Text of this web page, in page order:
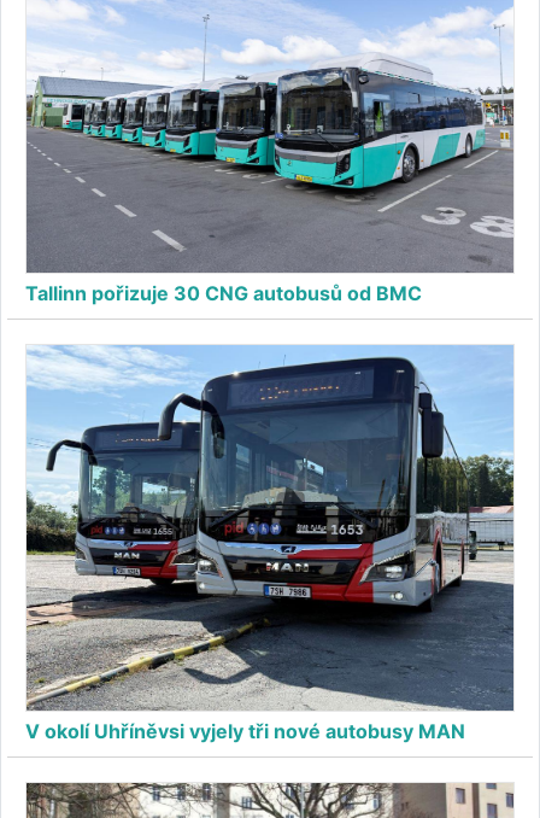
Tallinn pořizuje 30 CNG autobusů od BMC
V okolí Uhříněvsi vyjely tři nové autobusy MAN